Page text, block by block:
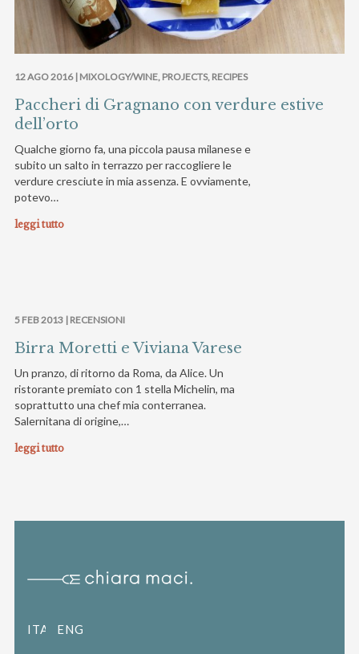
12 AGO 2016 | MIXOLOGY/WINE, PROJECTS, RECIPES
Paccheri di Gragnano con verdure estive
dell’orto
Qualche giorno fa, una piccola pausa milanese e
subito un salto in terrazzo per raccogliere le
verdure cresciute in mia assenza. E ovviamente,
potevo…
leggi tutto
5 FEB 2013 | RECENSIONI
Birra Moretti e Viviana Varese
Un pranzo, di ritorno da Roma, da Alice. Un
ristorante premiato con 1 stella Michelin, ma
soprattutto una chef mia conterranea.
Salernitana di origine,…
leggi tutto
ITALIANOENGLISH